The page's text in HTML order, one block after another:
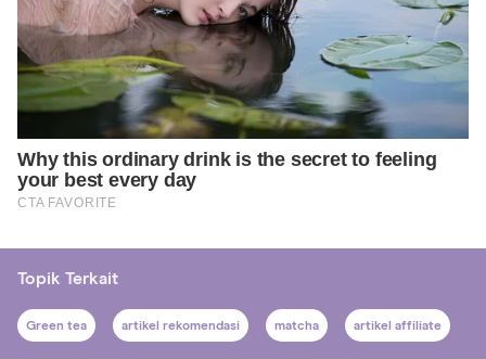
Topik Terkait
Green tea artikel rekomendasi matcha artikel affiliate